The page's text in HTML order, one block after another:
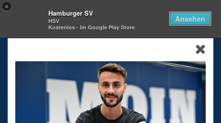
×
Hamburger SV
HSV
Kostenlos - Im Google Play Store
Ansehen
skip_navigation